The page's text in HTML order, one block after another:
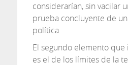
considerarían, sin vacilar
prueba concluyente de
política.
El segundo elemento
es el de los límites de la